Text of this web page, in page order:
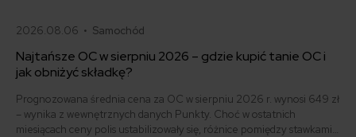
2026.08.06 • Samochód
Najtańsze OC w sierpniu 2026 – gdzie kupić tanie OC i
jak obniżyć składkę?
Prognozowana średnia cena za OC w sierpniu 2026 r. wynosi 649 zł
– wynika z wewnętrznych danych Punkty. Choć w ostatnich
miesiącach ceny polis ustabilizowały się, różnice pomiędzy stawkami